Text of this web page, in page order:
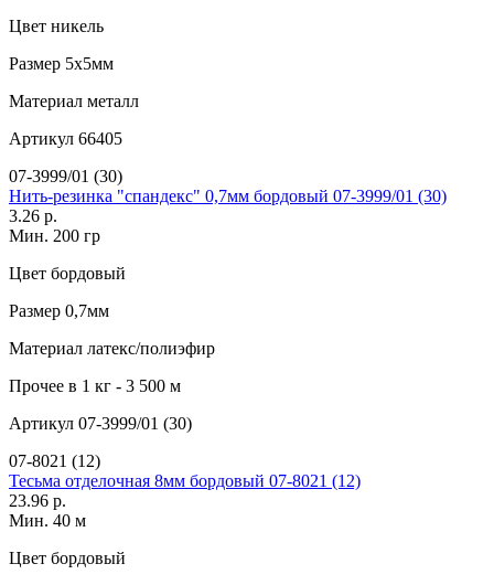
Цвет никель
Размер 5х5мм
Материал металл
Артикул 66405
07-3999/01 (30)
Нить-резинка "спандекс" 0,7мм бордовый 07-3999/01 (30)
3.26 р.
Мин. 200 гр
Цвет бордовый
Размер 0,7мм
Материал латекс/полиэфир
Прочее в 1 кг - 3 500 м
Артикул 07-3999/01 (30)
07-8021 (12)
Тесьма отделочная 8мм бордовый 07-8021 (12)
23.96 р.
Мин. 40 м
Цвет бордовый